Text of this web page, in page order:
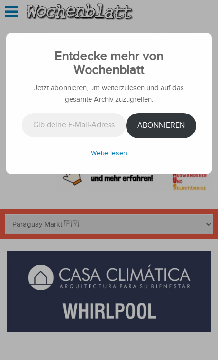
Entdecke mehr von
Wochenblatt
Jetzt abonnieren, um weiterzulesen und auf das
gesamte Archiv zuzugreifen.
ABONNIEREN
Weiterlesen